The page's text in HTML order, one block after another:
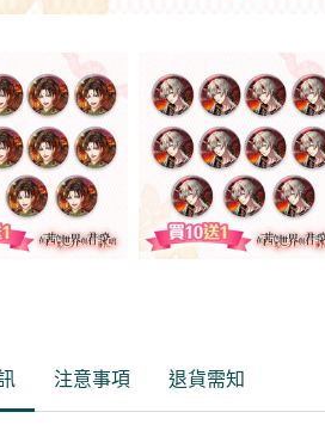
注意事項 退貨需知